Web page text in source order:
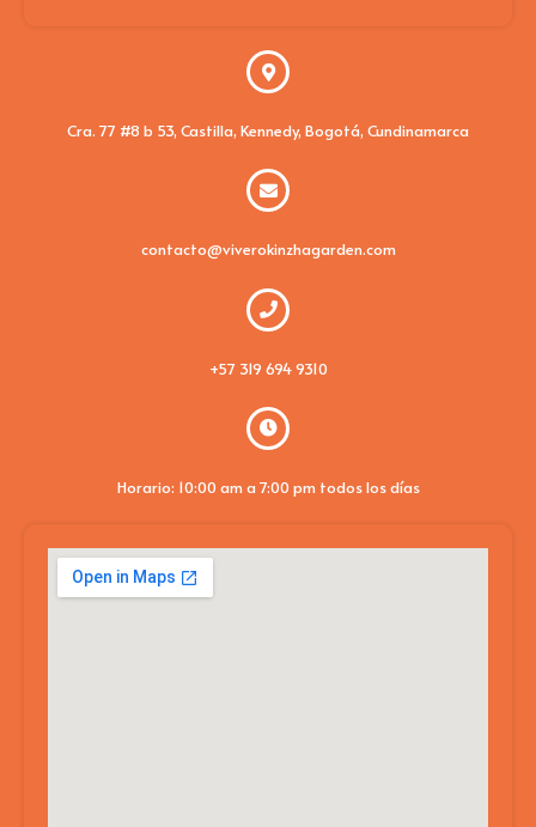
Cra. 77 #8 b 53, Castilla, Kennedy, Bogotá, Cundinamarca
contacto@viverokinzhagarden.com
+57 319 694 9310
Horario: 10:00 am a 7:00 pm todos los días